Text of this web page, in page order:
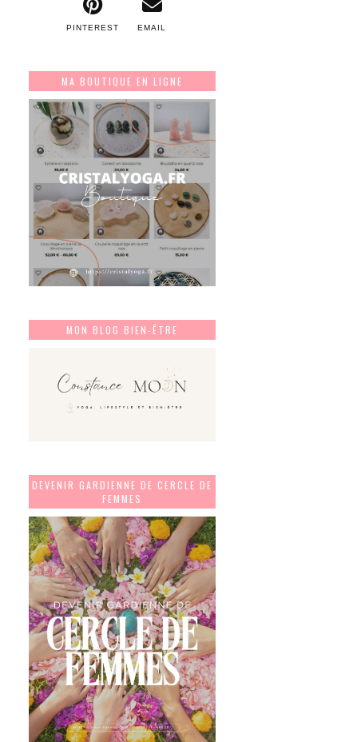
PINTEREST EMAIL
MA BOUTIQUE EN LIGNE
MON BLOG BIEN-ÊTRE
DEVENIR GARDIENNE DE CERCLE DE
FEMMES